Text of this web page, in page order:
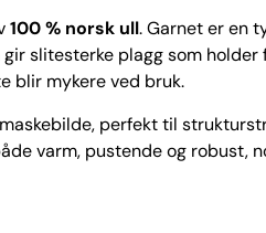
100 % norsk ull. Garnet er en
slitesterke plagg som
blir mykere ved bruk.
perfekt til
varm, pustende og